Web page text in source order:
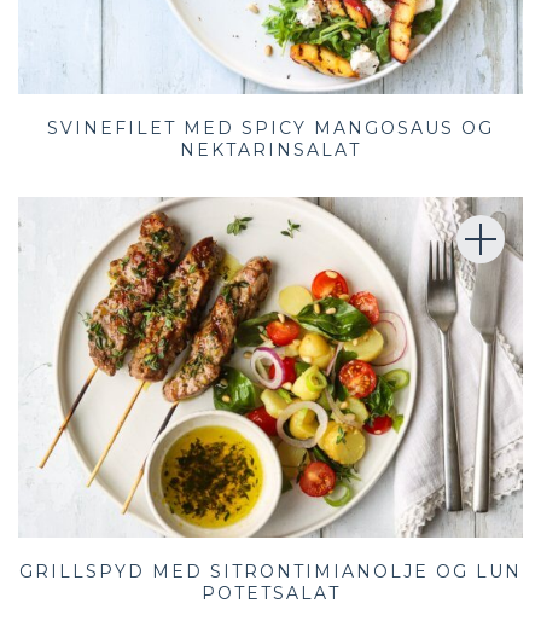
SVINEFILET MED SPICY MANGOSAUS OG
NEKTARINSALAT
GRILLSPYD MED SITRONTIMIANOLJE OG LUN
POTETSALAT